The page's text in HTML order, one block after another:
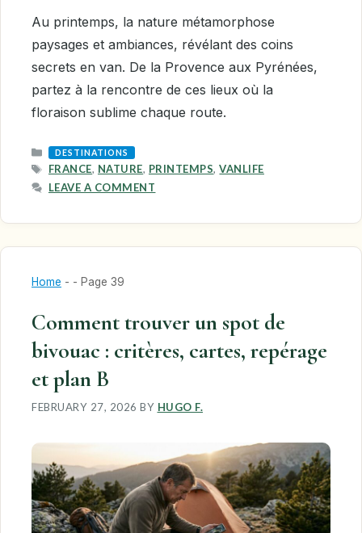
Au printemps, la nature métamorphose
paysages et ambiances, révélant des coins
secrets en van. De la Provence aux Pyrénées,
partez à la rencontre de ces lieux où la
floraison sublime chaque route.
CATEGORIES
DESTINATIONS
TAGS
FRANCE, NATURE, PRINTEMPS,VANLIFE
LEAVE A COMMENT
Home - - Page 39
Comment trouver un spot de
bivouac : critères, cartes, repérage
et plan B
FEBRUARY 27, 2026 BY HUGO F.